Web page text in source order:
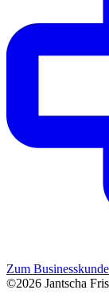
Zum
©2026 Jantscha